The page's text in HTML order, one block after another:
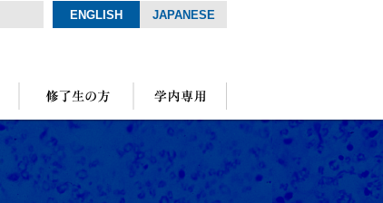
ENGLISH JAPANESE